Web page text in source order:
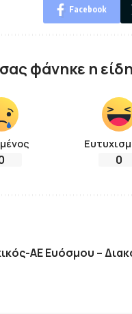
Facebook
φάνηκε η
0
ΑΕ Ευόσμου –